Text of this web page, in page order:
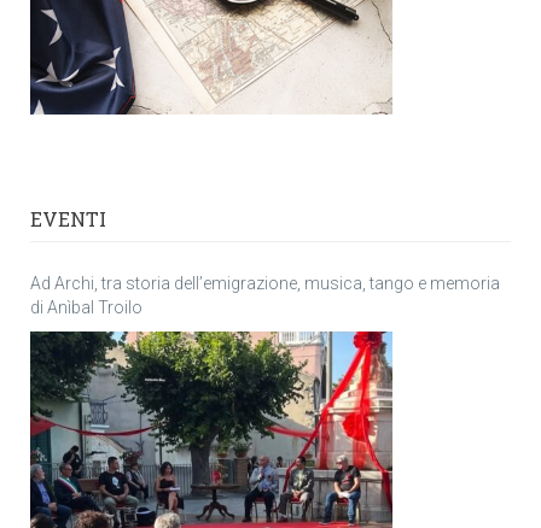
EVENTI
Ad Archi, tra storia dell’emigrazione, musica, tango e memoria
di Anìbal Troilo